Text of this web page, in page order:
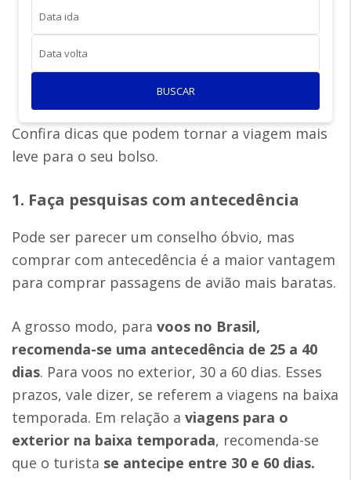
Data ida
Data volta
BUSCAR
Confira dicas que podem tornar a viagem mais
leve para o seu bolso.
1. Faça pesquisas com antecedência
Pode ser parecer um conselho óbvio, mas
comprar com antecedência é a maior vantagem
para comprar passagens de avião mais baratas.
A grosso modo, para voos no Brasil,
recomenda-se uma antecedência de 25 a 40
dias. Para voos no exterior, 30 a 60 dias. Esses
prazos, vale dizer, se referem a viagens na baixa
temporada. Em relação a viagens para o
exterior na baixa temporada, recomenda-se
que o turista se antecipe entre 30 e 60 dias.